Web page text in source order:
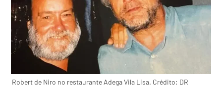
Robert de Niro no restaurante Adega Vila Lisa. Crédito: DR